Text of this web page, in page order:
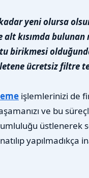
yeni olursa
alt kısımda
birikmesi
ücretsiz filtre
işlemlerinizi de
ve bu
üstlenerek
yapılmadıkça